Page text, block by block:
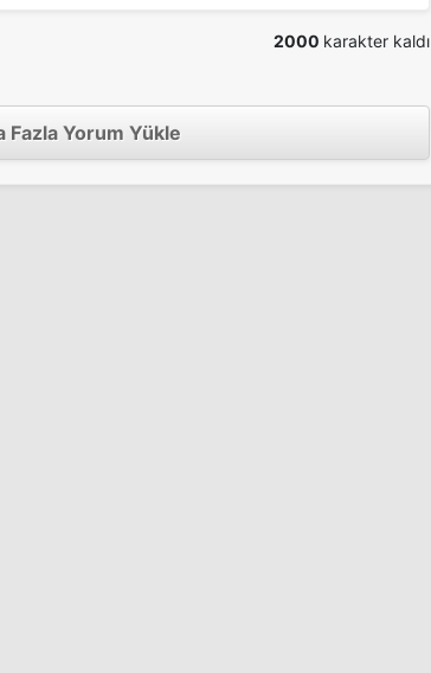
2000 karakter kaldı
Fazla Yorum Yükle